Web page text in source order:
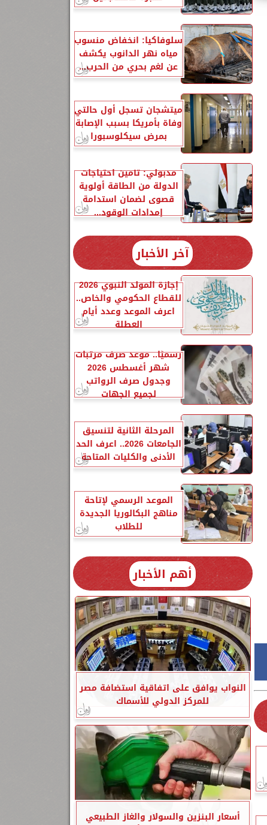
سلوفاكيا: انخفاض منسوب
مياه نهر الدانوب يكشف
عن لغم بحري من الحرب...
ميتشجان تسجل أول حالتي
وفاة بأمريكا بسبب الإصابة
بمرض سيكلوسبورا
مدبولي: تأمين احتياجات
الدولة من الطاقة أولوية
قصوى لضمان استدامة
إمدادات الوقود...
آخر الأخبار
إجازة المولد النبوي 2026
للقطاع الحكومي والخاص..
اعرف الموعد وعدد أيام
العطلة
رسميًا.. موعد صرف مرتبات
شهر أغسطس 2026
وجدول صرف الرواتب
لجميع الجهات
المرحلة الثانية لتنسيق
الجامعات 2026.. اعرف الحد
الأدنى والكليات المتاحة
الموعد الرسمي لإتاحة
مناهج البكالوريا الجديدة
للطلاب
أهم الأخبار
النواب يوافق على اتفاقية استضافة مصر
للمركز الدولي للأسماك
أسعار البنزين والسولار والغاز الطبيعي